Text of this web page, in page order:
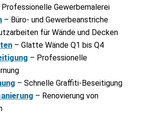
Professionelle Gewerbemalerei
– Büro- und Gewerbeanstriche
für Wände und Decken
– Glatte Wände Q1 bis Q4
– Professionelle
– Schnelle Graffiti-Beseitigung
– Renovierung von